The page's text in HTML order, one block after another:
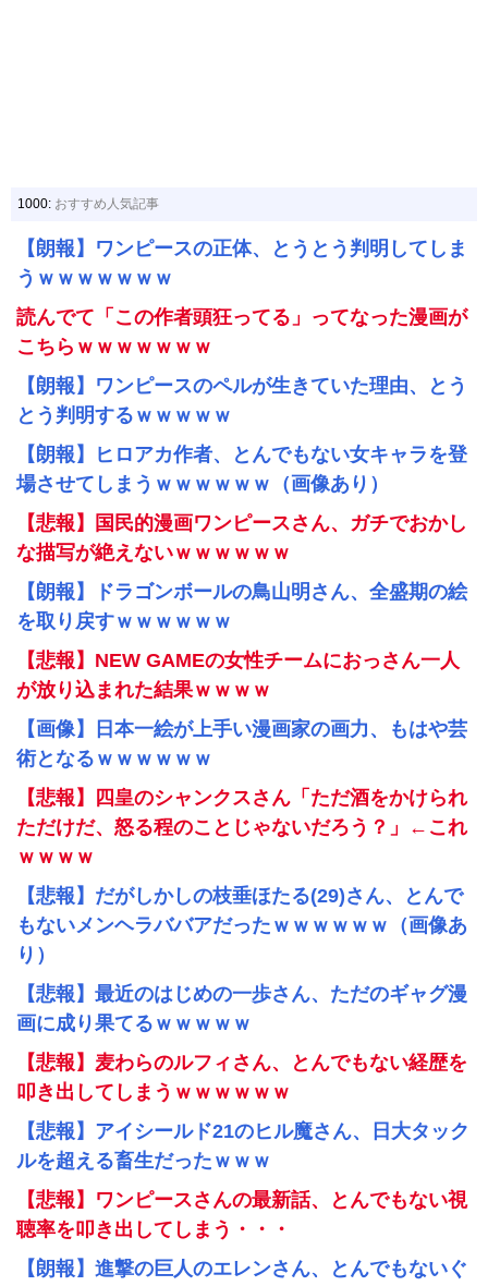
1000: おすすめ人気記事
【朗報】ワンピースの正体、とうとう判明してしま
うｗｗｗｗｗｗｗ
読んでて「この作者頭狂ってる」ってなった漫画が
こちらｗｗｗｗｗｗｗ
【朗報】ワンピースのペルが生きていた理由、とう
とう判明するｗｗｗｗｗ
【朗報】ヒロアカ作者、とんでもない女キャラを登
場させてしまうｗｗｗｗｗｗ（画像あり）
【悲報】国民的漫画ワンピースさん、ガチでおかし
な描写が絶えないｗｗｗｗｗｗ
【朗報】ドラゴンボールの鳥山明さん、全盛期の絵
を取り戻すｗｗｗｗｗｗ
【悲報】NEW GAMEの女性チームにおっさん一人
が放り込まれた結果ｗｗｗｗ
【画像】日本一絵が上手い漫画家の画力、もはや芸
術となるｗｗｗｗｗｗ
【悲報】四皇のシャンクスさん「ただ酒をかけられ
ただけだ、怒る程のことじゃないだろう？」←これ
ｗｗｗｗ
【悲報】だがしかしの枝垂ほたる(29)さん、とんで
もないメンヘラババアだったｗｗｗｗｗｗ（画像あ
り）
【悲報】最近のはじめの一歩さん、ただのギャグ漫
画に成り果てるｗｗｗｗｗ
【悲報】麦わらのルフィさん、とんでもない経歴を
叩き出してしまうｗｗｗｗｗｗ
【悲報】アイシールド21のヒル魔さん、日大タック
ルを超える畜生だったｗｗｗ
【悲報】ワンピースさんの最新話、とんでもない視
聴率を叩き出してしまう・・・
【朗報】進撃の巨人のエレンさん、とんでもないぐ